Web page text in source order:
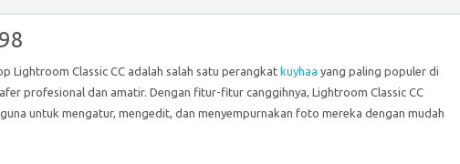
Lightroom Classic CC adalah salah satu perangkat kuyhaa yang paling populer di
profesional dan amatir. Dengan fitur-fitur canggihnya, Lightroom Classic CC
untuk mengatur, mengedit, dan menyempurnakan foto mereka dengan mudah